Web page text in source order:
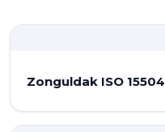
Zonguldak ISO